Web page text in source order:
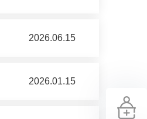
2026.06.15
2026.01.15